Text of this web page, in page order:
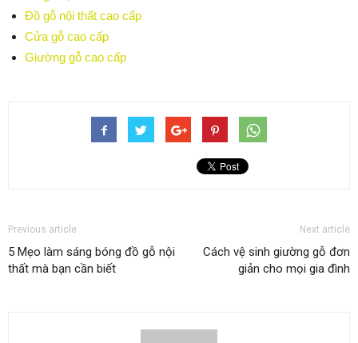
Đồ gỗ nội thất cao cấp
Cửa gỗ cao cấp
Giường gỗ cao cấp
Previous article
5 Mẹo làm sáng bóng đồ gỗ nội
thất mà bạn cần biết
Next article
Cách vệ sinh giường gỗ đơn
giản cho mọi gia đình